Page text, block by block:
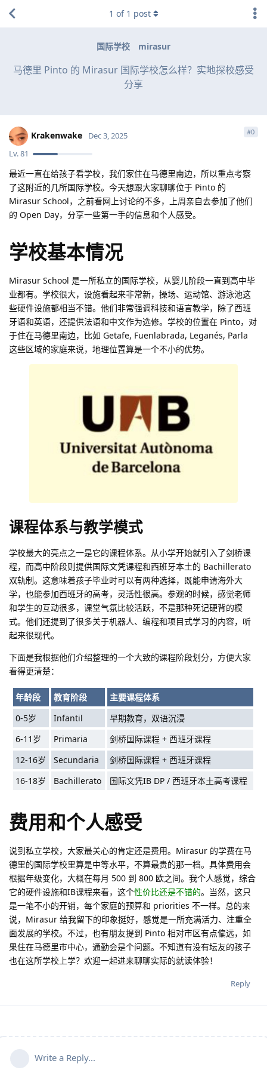
国际学校 mirasur
马德里 Pinto 的 Mirasur 国际学校怎么样？实地探校感受
分享
1 of 1 post
Krakenwake
Lv.81
Dec 3, 2025 #0
最近一直在给孩子看学校，我们家住在马德里南边，所以重点考察
了这附近的几所国际学校。今天想跟大家聊聊位于 Pinto 的
Mirasur School，之前看网上讨论的不多，上周亲自去参加了他们
的 Open Day，分享一些第一手的信息和个人感受。
学校基本情况
Mirasur School 是一所私立的国际学校，从婴儿阶段一直到高中毕
业都有。学校很大，设施看起来非常新，操场、运动馆、游泳池这
些硬件设施都相当不错。他们非常强调科技和语言教学，除了西班
牙语和英语，还提供法语和中文作为选修。学校的位置在 Pinto，对
于住在马德里南边，比如 Getafe, Fuenlabrada, Leganés, Parla
这些区域的家庭来说，地理位置算是一个不小的优势。
课程体系与教学模式
学校最大的亮点之一是它的课程体系。从小学开始就引入了剑桥课
程，而高中阶段则提供国际文凭课程和西班牙本土的 Bachillerato
双轨制。这意味着孩子毕业时可以有两种选择，既能申请海外大
学，也能参加西班牙的高考，灵活性很高。参观的时候，感觉老师
和学生的互动很多，课堂气氛比较活跃，不是那种死记硬背的模
式。他们还提到了很多关于机器人、编程和项目式学习的内容，听
起来很现代。
下面是我根据他们介绍整理的一个大致的课程阶段划分，方便大家
看得更清楚：
年龄段 教育阶段
主要课程体系
0-5岁
Infantil
早期教育，双语沉浸
6-11岁
Primaria
剑桥国际课程 + 西班牙课程
12-16岁
Secundaria
剑桥国际课程 + 西班牙课程
16-18岁
Bachillerato 国际文凭IB DP / 西班牙本土高考课程
费用和个人感受
说到私立学校，大家最关心的肯定还是费用。Mirasur 的学费在马
德里的国际学校里算是中等水平，不算最贵的那一档。具体费用会
根据年级变化，大概在每月 500 到 800 欧之间。我个人感觉，综合
它的硬件设施和IB课程来看，这个性价比还是不错的。当然，这只
是一笔不小的开销，每个家庭的预算和 priorities 不一样。总的来
说，Mirasur 给我留下的印象挺好，感觉是一所充满活力、注重全
面发展的学校。不过，也有朋友提到 Pinto 相对市区有点偏远，如
果住在马德里市中心，通勤会是个问题。不知道有没有坛友的孩子
也在这所学校上学？欢迎一起进来聊聊实际的就读体验！
Reply
Write a Reply...